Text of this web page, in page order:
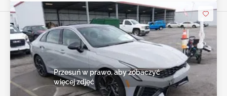
Przesuń w prawo, aby zobaczyć
więcej zdjęć